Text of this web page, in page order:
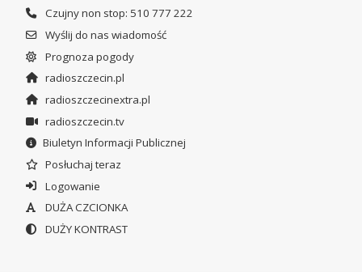
Czujny non stop: 510 777 222
Wyślij do nas wiadomość
Prognoza pogody
radioszczecin.pl
radioszczecinextra.pl
radioszczecin.tv
Biuletyn Informacji Publicznej
Posłuchaj teraz
Logowanie
DUŻA CZCIONKA
DUŻY KONTRAST